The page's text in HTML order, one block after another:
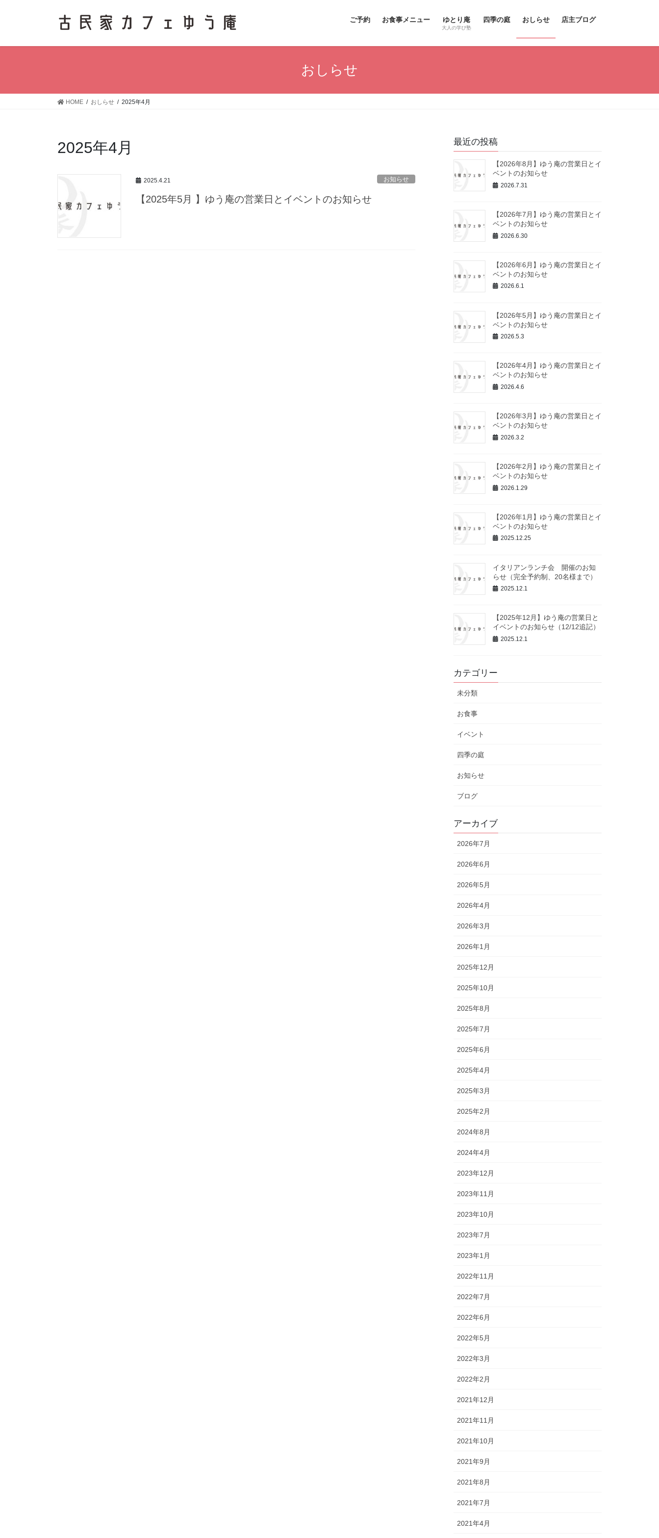
ご予約 お食事メニュー ゆとり庵
大人の学び塾
四季の庭 おしらせ 店主ブログ
おしらせ
HOME おしらせ 2025年4月
2025年4月
2025.4.21 お知らせ
【2025年5月 】ゆう庵の営業日とイベントのお知らせ
最近の投稿
【2026年8月】ゆう庵の営業日とイ
ベントのお知らせ
2026.7.31
【2026年7月】ゆう庵の営業日とイ
ベントのお知らせ
2026.6.30
【2026年6月】ゆう庵の営業日とイ
ベントのお知らせ
2026.6.1
【2026年5月】ゆう庵の営業日とイ
ベントのお知らせ
2026.5.3
【2026年4月】ゆう庵の営業日とイ
ベントのお知らせ
2026.4.6
【2026年3月】ゆう庵の営業日とイ
ベントのお知らせ
2026.3.2
【2026年2月】ゆう庵の営業日とイ
ベントのお知らせ
2026.1.29
【2026年1月】ゆう庵の営業日とイ
ベントのお知らせ
2025.12.25
イタリアンランチ会 開催のお知
らせ（完全予約制、20名様まで）
2025.12.1
【2025年12月】ゆう庵の営業日と
イベントのお知らせ（12/12追記）
2025.12.1
カテゴリー
未分類
お食事
イベント
四季の庭
お知らせ
ブログ
アーカイブ
2026年7月
2026年6月
2026年5月
2026年4月
2026年3月
2026年1月
2025年12月
2025年10月
2025年8月
2025年7月
2025年6月
2025年4月
2025年3月
2025年2月
2024年8月
2024年4月
2023年12月
2023年11月
2023年10月
2023年7月
2023年1月
2022年11月
2022年7月
2022年6月
2022年5月
2022年3月
2022年2月
2021年12月
2021年11月
2021年10月
2021年9月
2021年8月
2021年7月
2021年4月